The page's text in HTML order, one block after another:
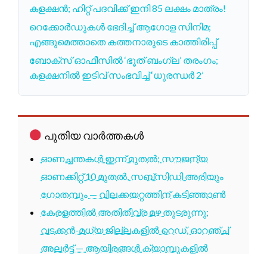
കളക്ഷൻ; ഹിറ്റ് പദവിക്ക് ഇനി 85 ലക്ഷം മാത്രം!
റെക്കോർഡുകൾ ഭേദിച്ച് ആഗോള സിനിമ;
എങ്ങുമെത്താതെ കത്തനാരുടെ കാത്തിരിപ്പ്
ബോക്സ് ഓഫീസിൽ ‘ഭൂത് ബംഗ്ല’ തരംഗം;
കളക്ഷനിൽ ഇടിവ് സംഭവിച്ച് ‘ധുരന്ധർ 2’
പുതിയ വാർത്തകൾ
ഓണച്ചന്തകൾ ഇന്ന് മുതൽ; സൗജന്യ
ഓണക്കിറ്റ് 10 മുതൽ, സബ്സിഡി അരിയും
ഗോതമ്പും — വിലക്കയറ്റത്തിന് കടിഞ്ഞാൺ
കേരളത്തിൽ അതിതീവ്ര മഴ തുടരുന്നു;
വടക്കൻ-മധ്യ ജില്ലകളിൽ റെഡ്, ഓറഞ്ച്
അലർട്ട് — ആയിരങ്ങൾ ക്യാമ്പുകളിൽ